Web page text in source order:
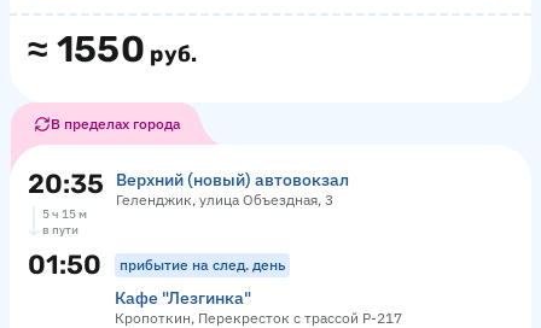
≈ 1550 руб.
В пределах города
20:35 Верхний (новый) автовокзал
Геленджик, улица Объездная, 3
5 ч 15 м
в пути
01:50 прибытие на след. день
Кафе "Лезгинка"
Кропоткин, Перекресток с трассой Р-217